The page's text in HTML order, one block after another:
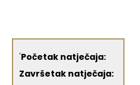
'Početak natječaja:
Završetak natječaja: